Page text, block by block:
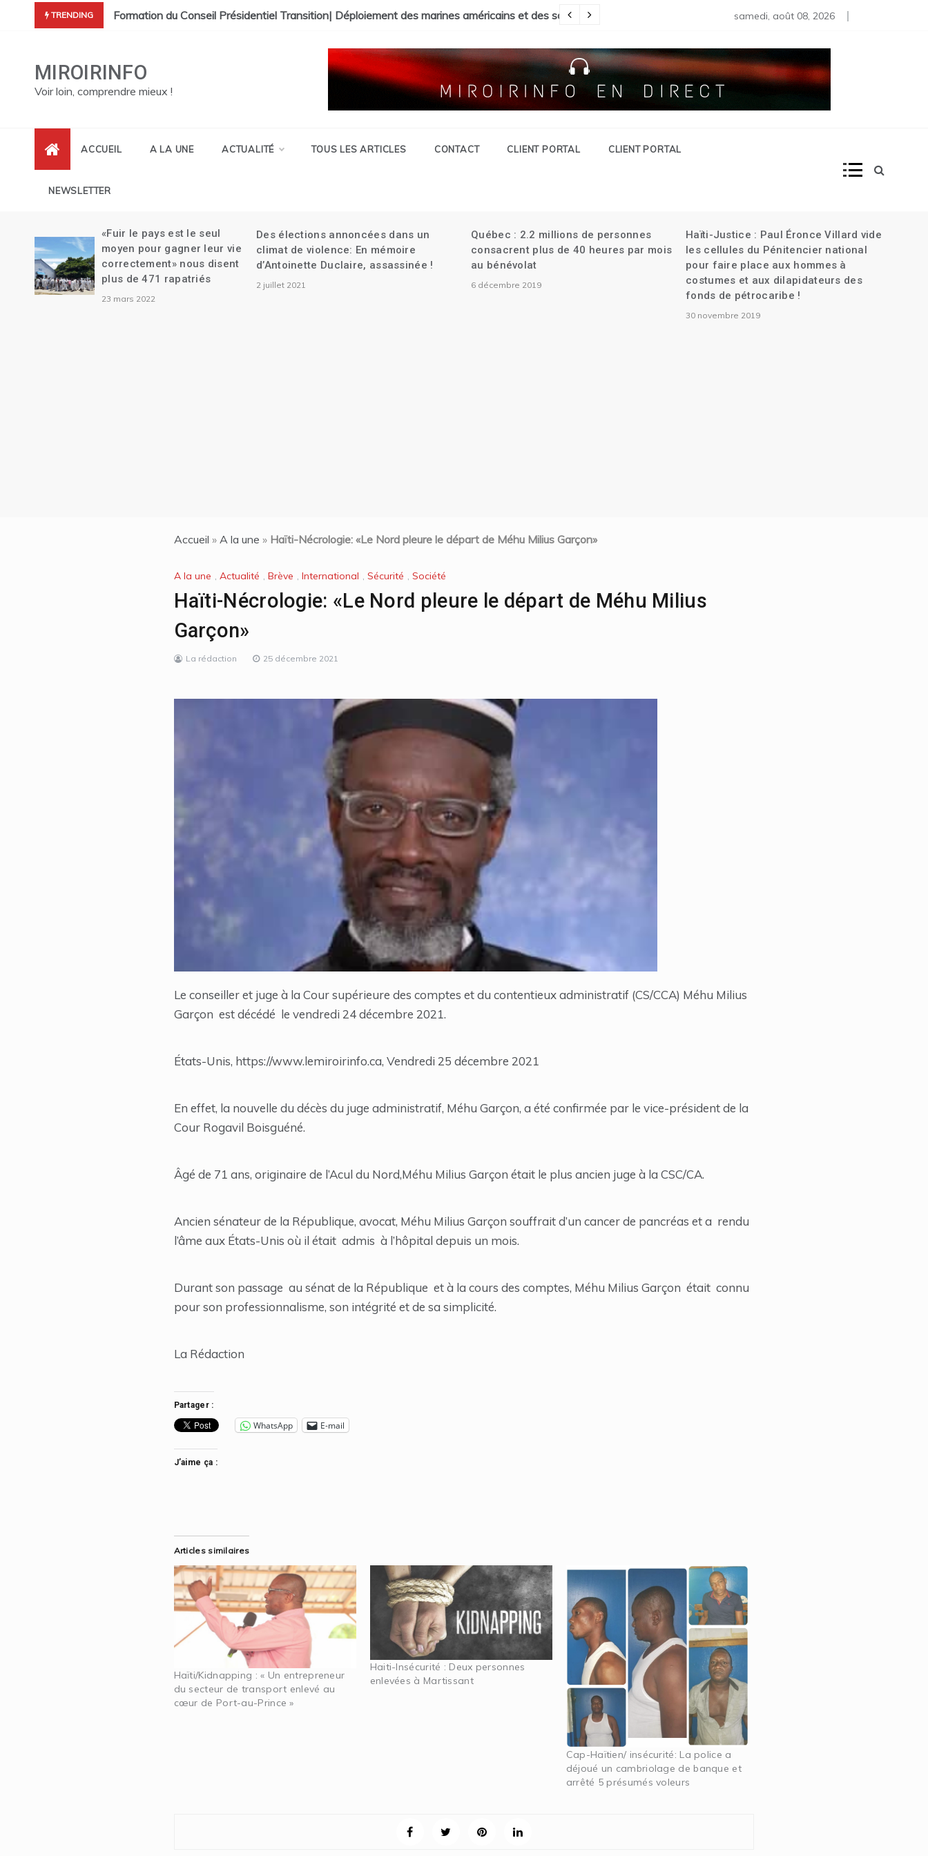
TRENDING
leur représentant au CEP.
démission| Le Canada se réjouit de l’investiture du Conseil Présidentiel| La Faculté de Médecine vandalisée.
Formation du Conseil Présidentiel Transition| Déploiement des marines américains et des soldats canadiens en Haïti| L’attaque contre la banque Centrale| Plus de
Martine renvoyée au Tribunal criminel dans l’assassinat de
samedi, août 08, 2026
MIROIRINFO
Voir loin, comprendre mieux !
ACCUEIL A LA UNE ACTUALITÉ TOUS LES ARTICLES CONTACT CLIENT PORTAL CLIENT PORTAL
NEWSLETTER
«Fuir le pays est le seul
moyen pour gagner leur vie
correctement» nous disent
plus de 471 rapatriés
23 mars 2022
Des élections annoncées dans un
climat de violence: En mémoire
d’Antoinette Duclaire, assassinée !
2 juillet 2021
Québec : 2.2 millions de personnes
consacrent plus de 40 heures par mois
au bénévolat
6 décembre 2019
Haïti-Justice : Paul Éronce Villard vide
les cellules du Pénitencier national
pour faire place aux hommes à
costumes et aux dilapidateurs des
fonds de pétrocaribe !
30 novembre 2019
Accueil » A la une » Haïti-Nécrologie: «Le Nord pleure le départ de Méhu Milius Garçon»
A la une , Actualité , Brève , International , Sécurité , Société
Haïti-Nécrologie: «Le Nord pleure le départ de Méhu Milius
Garçon»
La rédaction 25 décembre 2021
Le conseiller et juge à la Cour supérieure des comptes et du contentieux administratif (CS/CCA) Méhu Milius
Garçon est décédé le vendredi 24 décembre 2021.
États-Unis, https://www.lemiroirinfo.ca, Vendredi 25 décembre 2021
En effet, la nouvelle du décès du juge administratif, Méhu Garçon, a été confirmée par le vice-président de la
Cour Rogavil Boisguéné.
Âgé de 71 ans, originaire de l’Acul du Nord,Méhu Milius Garçon était le plus ancien juge à la CSC/CA.
Ancien sénateur de la République, avocat, Méhu Milius Garçon souffrait d’un cancer de pancréas et a rendu
l’âme aux États-Unis où il était admis à l’hôpital depuis un mois.
Durant son passage au sénat de la République et à la cours des comptes, Méhu Milius Garçon était connu
pour son professionnalisme, son intégrité et de sa simplicité.
La Rédaction
Partager :
WhatsApp E-mail
J’aime ça :
Articles similaires
Haïti/Kidnapping : « Un entrepreneur
du secteur de transport enlevé au
cœur de Port-au-Prince »
Haiti-Insécurité : Deux personnes
enlevées à Martissant
Cap-Haïtien/ insécurité: La police a
déjoué un cambriolage de banque et
arrêté 5 présumés voleurs